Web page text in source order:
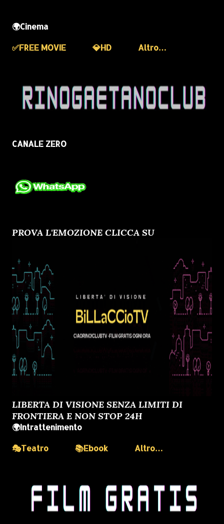
🌍Cinema
✅️FREE MOVIE
💎HD Altro…
CANALE ZERO
PROVA L'EMOZIONE CLICCA SU
LIBERTA DI VISIONE SENZA LIMITI DI
FRONTIERA E NON STOP 24H
🌍Intrattenimento
🎭Teatro
📚Ebook Altro…